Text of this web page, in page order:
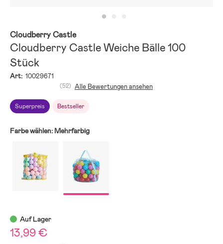
Cloudberry Castle
Cloudberry Castle Weiche Bälle 100
Stück
Art: 10029671
Superpreis Bestseller
(52) Alle Bewertungen ansehen
Farbe wählen: Mehrfarbig
Auf Lager
13,99 €